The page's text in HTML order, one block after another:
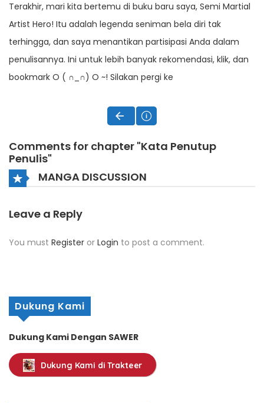
Terakhir, mari kita bertemu di buku baru saya, Semi Martial
Artist Hero! Itu adalah legenda seniman bela diri tak
terhingga, dan saya menantikan partisipasi Anda dalam
penulisannya. Ini untuk lebih banyak rekomendasi, klik, dan
bookmark O ( ∩_∩) O ~! Silakan pergi ke
Comments for chapter "Kata Penutup
Penulis"
MANGA DISCUSSION
Leave a Reply
You must Register or Login to post a comment.
Dukung Kami
Dukung Kami Dengan SAWER
Dukung Kami di Trakteer